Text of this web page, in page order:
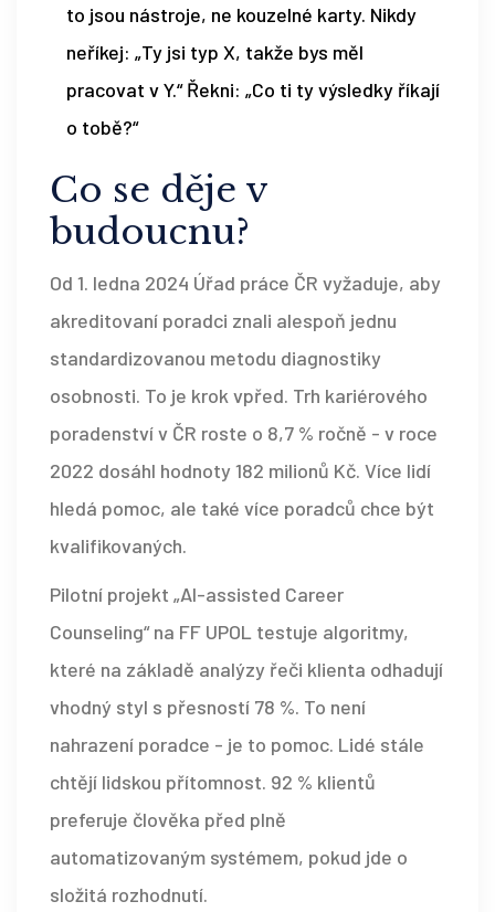
to jsou nástroje, ne kouzelné karty. Nikdy
neříkej: „Ty jsi typ X, takže bys měl
pracovat v Y.“ Řekni: „Co ti ty výsledky říkají
o tobě?“
Co se děje v
budoucnu?
Od 1. ledna 2024 Úřad práce ČR vyžaduje, aby
akreditovaní poradci znali alespoň jednu
standardizovanou metodu diagnostiky
osobnosti. To je krok vpřed. Trh kariérového
poradenství v ČR roste o 8,7 % ročně - v roce
2022 dosáhl hodnoty 182 milionů Kč. Více lidí
hledá pomoc, ale také více poradců chce být
kvalifikovaných.
Pilotní projekt „AI-assisted Career
Counseling“ na FF UPOL testuje algoritmy,
které na základě analýzy řeči klienta odhadují
vhodný styl s přesností 78 %. To není
nahrazení poradce - je to pomoc. Lidé stále
chtějí lidskou přítomnost. 92 % klientů
preferuje člověka před plně
automatizovaným systémem, pokud jde o
složitá rozhodnutí.